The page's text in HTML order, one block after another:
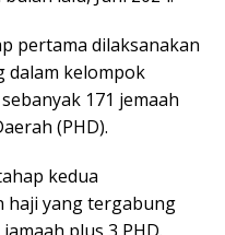
pertama dilaksanakan
dalam kelompok
171 jemaah
(PHD).
kedua
haji yang tergabung